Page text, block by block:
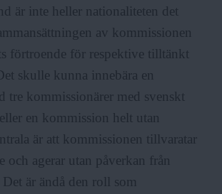
är inte heller nationaliteten det
av kommissionen
förtroende för respektive tilltänkt
skulle kunna innebära en
tre kommissionärer med svenskt
en kommission helt utan
är att kommissionen tillvaratar
och agerar utan påverkan från
Det är ändå den roll som